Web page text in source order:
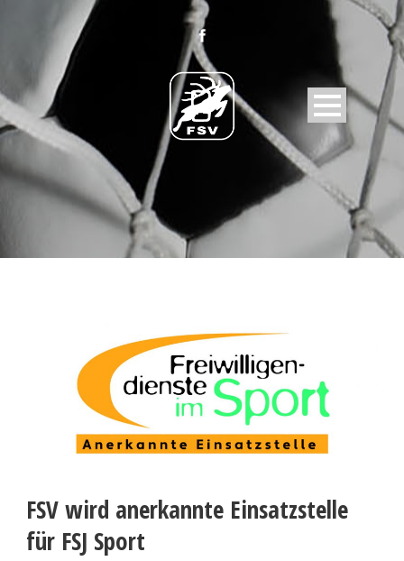
FSV wird anerkannte Einsatzstelle
für FSJ Sport